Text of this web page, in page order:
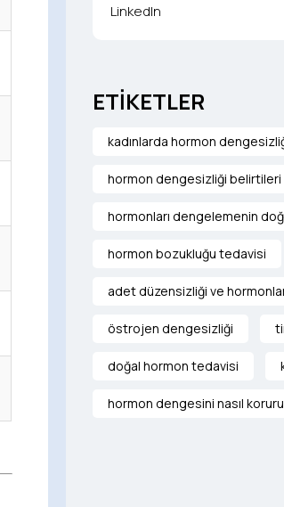
LinkedIn
ETİKETLER
kadınlarda hormon
hormon dengesizliği belirtileri
hormonları dengelemenin
hormon bozukluğu tedavisi
adet düzensizliği ve
östrojen dengesizliği
doğal hormon tedavisi
hormon dengesini nasıl